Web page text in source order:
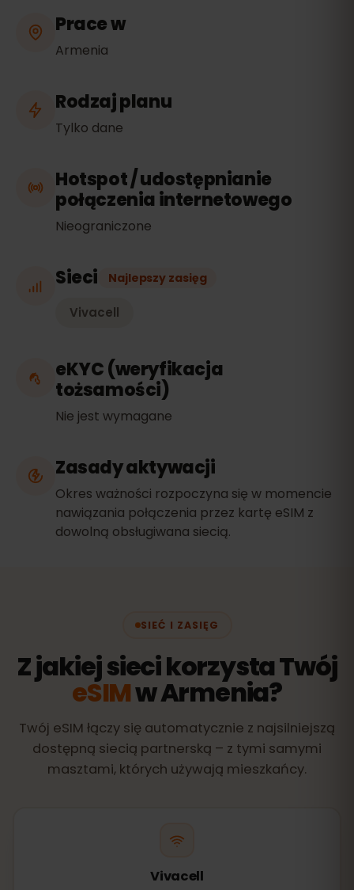
Prace w
Armenia
Rodzaj planu
Tylko dane
Hotspot / udostępnianie
połączenia internetowego
Nieograniczone
Sieci Najlepszy zasięg
Vivacell
eKYC (weryfikacja
tożsamości)
Nie jest wymagane
Zasady aktywacji
Okres ważności rozpoczyna się w momencie
nawiązania połączenia przez kartę eSIM z
dowolną obsługiwana siecią.
SIEĆ I ZASIĘG
Z jakiej sieci korzysta Twój
eSIMw Armenia?
Twój eSIM łączy się automatycznie z najsilniejszą
dostępną siecią partnerską – z tymi samymi
masztami, których używają mieszkańcy.
Vivacell